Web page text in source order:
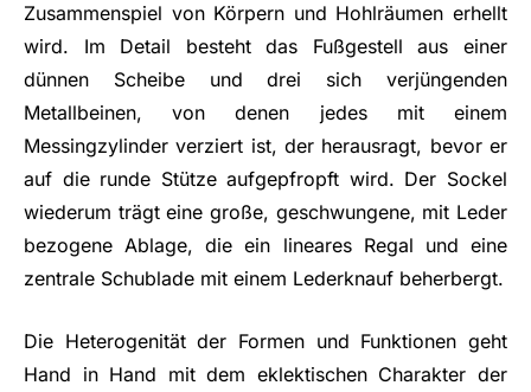
Zusammenspiel von Körpern und Hohlräumen erhellt
wird. Im Detail besteht das Fußgestell aus einer
dünnen Scheibe und drei sich verjüngenden
Metallbeinen, von denen jedes mit einem
Messingzylinder verziert ist, der herausragt, bevor er
auf die runde Stütze aufgepfropft wird. Der Sockel
wiederum trägt eine große, geschwungene, mit Leder
bezogene Ablage, die ein lineares Regal und eine
zentrale Schublade mit einem Lederknauf beherbergt.
Die Heterogenität der Formen und Funktionen geht
Hand in Hand mit dem eklektischen Charakter der